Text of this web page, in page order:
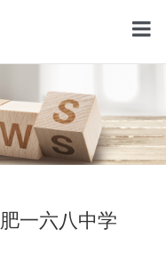
一六八中学